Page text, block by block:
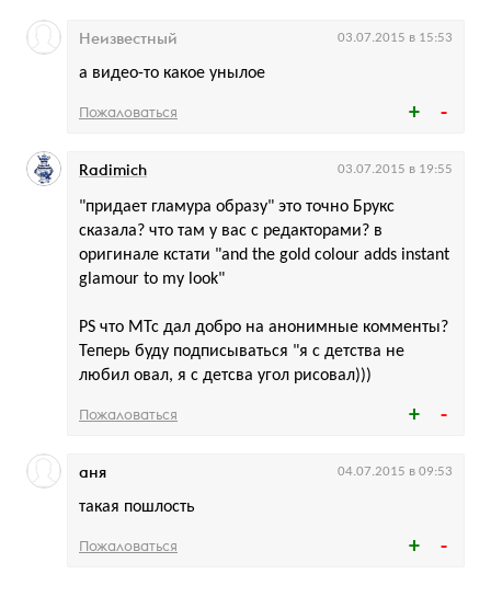
а видео-то какое унылое
Неизвестный 03.07.2015 в 15:53
Пожаловаться
"придает гламура образу" это точно Брукс
сказала? что там у вас с редакторами? в
оригинале кстати "and the gold colour adds instant
glamour to my look"
PS что МТс дал добро на анонимные комменты?
Теперь буду подписываться "я с детства не
любил овал, я с детсва угол рисовал)))
Radimich 03.07.2015 в 19:55
Пожаловаться
такая пошлость
аня 04.07.2015 в 09:53
Пожаловаться